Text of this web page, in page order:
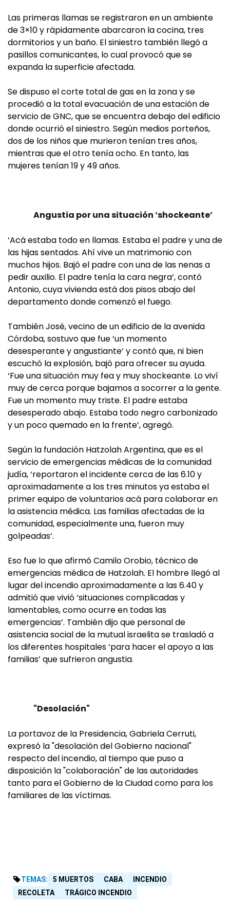
Las primeras llamas se registraron en un ambiente
de 3×10 y rápidamente abarcaron la cocina, tres
dormitorios y un baño. El siniestro también llegó a
pasillos comunicantes, lo cual provocó que se
expanda la superficie afectada.
Se dispuso el corte total de gas en la zona y se
procedió a la total evacuación de una estación de
servicio de GNC, que se encuentra debajo del edificio
donde ocurrió el siniestro. Según medios porteños,
dos de los niños que murieron tenían tres años,
mientras que el otro tenía ocho. En tanto, las
mujeres tenían 19 y 49 años.
Angustia por una situación ‘shockeante’
‘Acá estaba todo en llamas. Estaba el padre y una de
las hijas sentados. Ahí vive un matrimonio con
muchos hijos. Bajó el padre con una de las nenas a
pedir auxilio. El padre tenía la cara negra’, contó
Antonio, cuya vivienda está dos pisos abajo del
departamento donde comenzó el fuego.
También José, vecino de un edificio de la avenida
Córdoba, sostuvo que fue ‘un momento
desesperante y angustiante’ y contó que, ni bien
escuchó la explosión, bajó para ofrecer su ayuda.
‘Fue una situación muy fea y muy shockeante. Lo viví
muy de cerca porque bajamos a socorrer a la gente.
Fue un momento muy triste. El padre estaba
desesperado abajo. Estaba todo negro carbonizado
y un poco quemado en la frente’, agregó.
Según la fundación Hatzolah Argentina, que es el
servicio de emergencias médicas de la comunidad
judía, ‘reportaron el incidente cerca de las 6.10 y
aproximadamente a los tres minutos ya estaba el
primer equipo de voluntarios acá para colaborar en
la asistencia médica. Las familias afectadas de la
comunidad, especialmente una, fueron muy
golpeadas’.
Eso fue lo que afirmó Camilo Orobio, técnico de
emergencias médica de Hatzolah. El hombre llegó al
lugar del incendio aproximadamente a las 6.40 y
admitió que vivió ‘situaciones complicadas y
lamentables, como ocurre en todas las
emergencias’. También dijo que personal de
asistencia social de la mutual israelita se trasladó a
los diferentes hospitales ‘para hacer el apoyo a las
familias’ que sufrieron angustia.
"Desolación"
La portavoz de la Presidencia, Gabriela Cerruti,
expresó la "desolación del Gobierno nacional"
respecto del incendio, al tiempo que puso a
disposición la "colaboración" de las autoridades
tanto para el Gobierno de la Ciudad como para los
familiares de las víctimas.
TEMAS: 5 MUERTOS CABA
INCENDIO
RECOLETA
TRÁGICO INCENDIO